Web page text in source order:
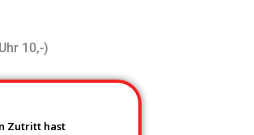
10,-)
Zutritt hast